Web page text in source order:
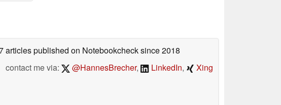
articles published on Notebookchecksince 2018
contact me via:
@HannesBrecher, LinkedIn, Xing